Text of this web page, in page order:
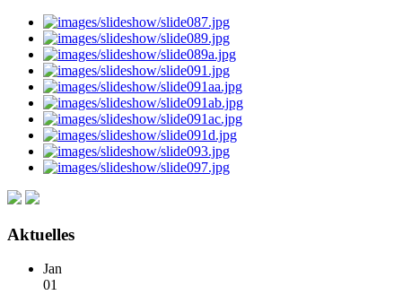
Aktuelles
Jan
01